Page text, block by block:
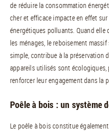
de réduire la consommation
cher et efficace impacte en effet
énergétiques polluants. Quand
les ménages, le reboisement
simple, contribue à la préservation
appareils utilisés sont
renforcer leur engagement dans la
Poêle à bois : un système
Le poêle à bois constitue